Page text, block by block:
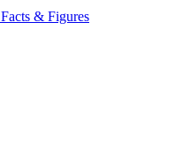
Visita il catalogo B. Braun
& Figures